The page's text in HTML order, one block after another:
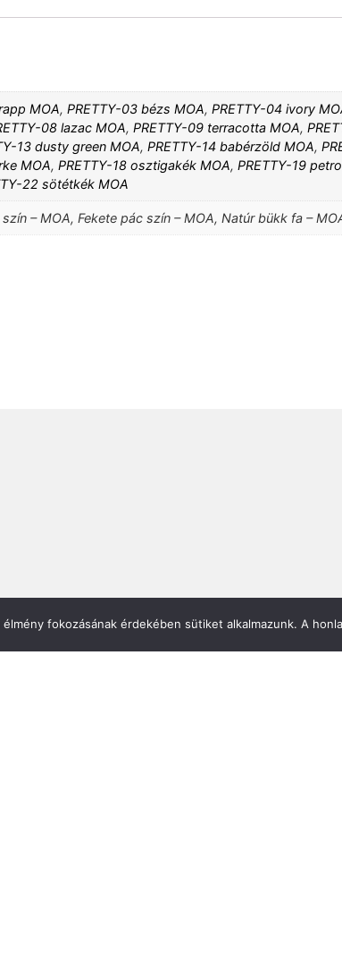
MOA, PRETTY-03 bézs MOA, PRETTY-04 ivory
08 lazac MOA, PRETTY-09 terracotta MOA,
13 dusty green MOA, PRETTY-14 babérzöld MOA,
MOA, PRETTY-18 osztigakék MOA, PRETTY-19
22 sötétkék MOA
– MOA, Fekete pác szín – MOA, Natúr bükk fa –
Mirland
fokozásának érdekében sütiket alkalmazunk. A